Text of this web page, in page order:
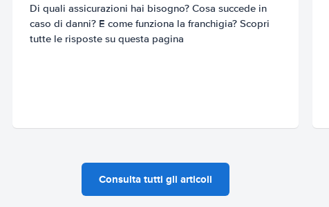
Di quali assicurazioni hai bisogno? Cosa succede in
caso di danni? E come funziona la franchigia? Scopri
tutte le risposte su questa pagina
Consulta tutti gli articoli